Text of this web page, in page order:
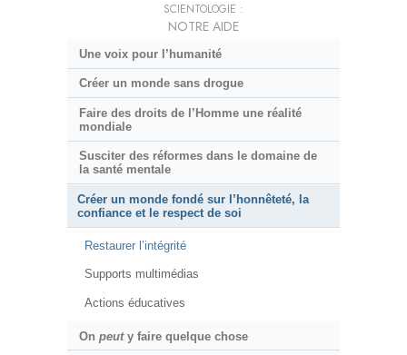
SCIENTOLOGIE :
NOTRE AIDE
Une voix pour l’humanité
Créer un monde sans drogue
Faire des droits de l’Homme une réalité
mondiale
Susciter des réformes dans le domaine de
la santé mentale
Créer un monde fondé sur l’honnêteté, la
confiance et le respect de soi
Restaurer l’intégrité
Supports multimédias
Actions éducatives
On peuty faire quelque chose